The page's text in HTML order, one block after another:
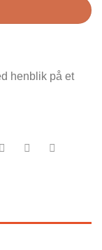
henblik på et